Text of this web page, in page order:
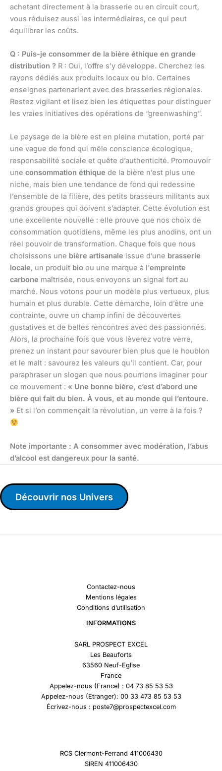
achetant directement à la brasserie ou en circuit court,
vous réduisez aussi les intermédiaires, ce qui peut
équilibrer les coûts.
Q : Puis-je consommer de la bière éthique en grande
distribution ? R : Oui, l’offre s’y développe. Cherchez les
rayons dédiés aux produits locaux ou bio. Certaines
enseignes partenarient avec des brasseries régionales.
Restez vigilant et lisez bien les étiquettes pour distinguer
les vraies initiatives des opérations de “greenwashing”.
Le paysage de la bière est en pleine mutation, porté par
une vague de fond qui mêle conscience écologique,
responsabilité sociale et quête d’authenticité. Promouvoir
une consommation éthique de la bière n’est plus une
niche, mais bien une tendance de fond qui redessine
l’ensemble de la filière, des petits brasseurs militants aux
grands groupes qui doivent s’adapter. Cette évolution est
une excellente nouvelle : elle prouve que nos choix de
consommation quotidiens, même les plus anodins, ont un
réel pouvoir de transformation. Chaque fois que nous
choisissons une bière artisanale issue d’une brasserie
locale, un produit bio ou une marque à l’empreinte
carbone maîtrisée, nous envoyons un signal fort au
marché. Nous votons pour un modèle plus vertueux, plus
humain et plus durable. Cette démarche, loin d’être une
contrainte, ouvre un champ infini de découvertes
gustatives et de belles rencontres avec des passionnés.
Alors, la prochaine fois que vous lèverez votre verre,
prenez un instant pour savourer bien plus que le houblon
et le malt : savourez les valeurs qu’il contient. Car, pour
paraphraser un slogan que nous pourrions imaginer pour
ce mouvement : « Une bonne bière, c’est d’abord une
bière qui fait du bien. À vous, et au monde qui l’entoure.
» Et si l’on commençait la révolution, un verre à la fois ?
Note importante : A consommer avec modération, l’abus
d’alcool est dangereux pour la santé.
Découvrir nos Univers
Contactez-nous
Mentions légales
Conditions d’utilisation
INFORMATIONS
SARL PROSPECT EXCEL
Les Beauforts
63560 Neuf-Eglise
France
Appelez-nous (France) : 04 73 85 53 53
Appelez-nous (Etranger): 00 33 473 85 53 53
Écrivez-nous : poste7@prospectexcel.com
RCS Clermont-Ferrand 411006430
SIREN 411006430